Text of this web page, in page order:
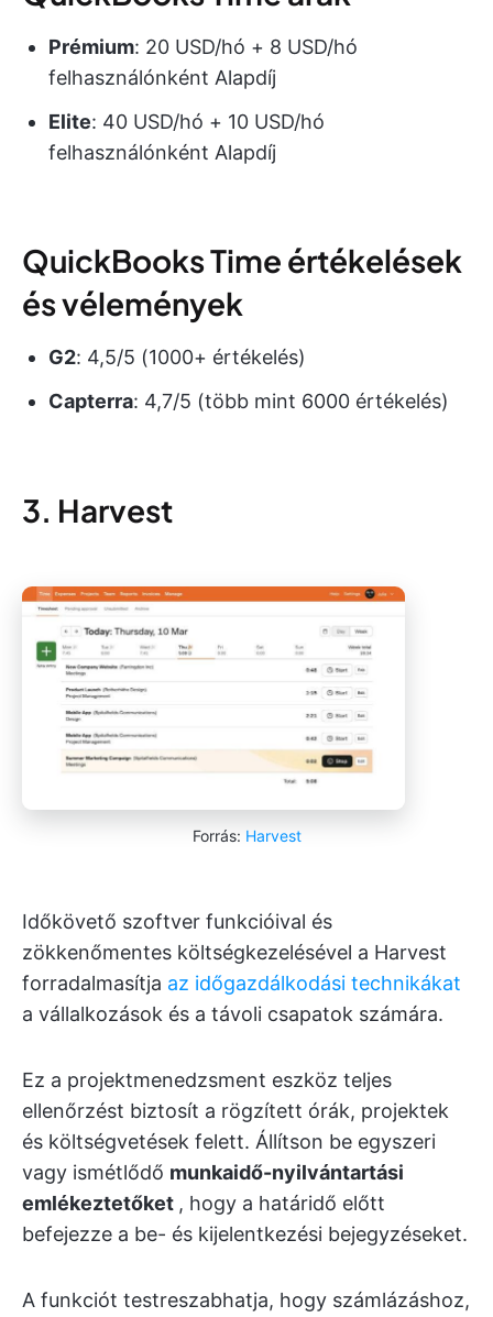
Prémium: 20 USD/hó + 8 USD/hó
felhasználónként Alapdíj
Elite: 40 USD/hó + 10 USD/hó
felhasználónként Alapdíj
QuickBooks Time értékelések
és vélemények
G2: 4,5/5 (1000+ értékelés)
Capterra: 4,7/5 (több mint 6000 értékelés)
3. Harvest
Forrás: Harvest
Időkövető szoftver funkcióival és
zökkenőmentes költségkezelésével a Harvest
forradalmasítja az időgazdálkodási technikákat
a vállalkozások és a távoli csapatok számára.
Ez a projektmenedzsment eszköz teljes
ellenőrzést biztosít a rögzített órák, projektek
és költségvetések felett. Állítson be egyszeri
vagy ismétlődő munkaidő-nyilvántartási
emlékeztetőket , hogy a határidő előtt
befejezze a be- és kijelentkezési bejegyzéseket.
A funkciót testreszabhatja, hogy számlázáshoz,